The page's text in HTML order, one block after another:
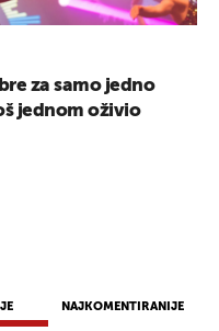
NAJKOMENTIRANIJE
za samo jedno
jednom oživio